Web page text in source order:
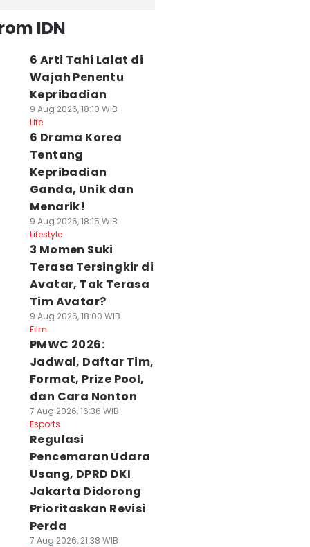
IDN
6 Arti Tahi Lalat di
Wajah Penentu
Kepribadian
9 Aug 2026, 18:10 WIB
Life
6 Drama Korea
Tentang
Kepribadian
Ganda, Unik dan
Menarik!
9 Aug 2026, 18:15 WIB
Lifestyle
3 Momen Suki
Terasa Tersingkir di
Avatar, Tak Terasa
Tim Avatar?
9 Aug 2026, 18:00 WIB
Film
PMWC 2026:
Jadwal, Daftar Tim,
Format, Prize Pool,
dan Cara Nonton
7 Aug 2026, 16:36 WIB
Esports
Regulasi
Pencemaran Udara
Usang, DPRD DKI
Jakarta Didorong
Prioritaskan Revisi
Perda
7 Aug 2026, 21:38 WIB